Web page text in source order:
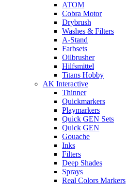
ATOM
Cobra Motor
Drybrush
Washes & Filters
A-Stand
Farbsets
Oilbrusher
Hilfsmittel
Titans Hobby
AK Interactive
Thinner
Quickmarkers
Playmarkers
Quick GEN Sets
Quick GEN
Gouache
Inks
Filters
Deep Shades
Sprays
Real Colors Markers